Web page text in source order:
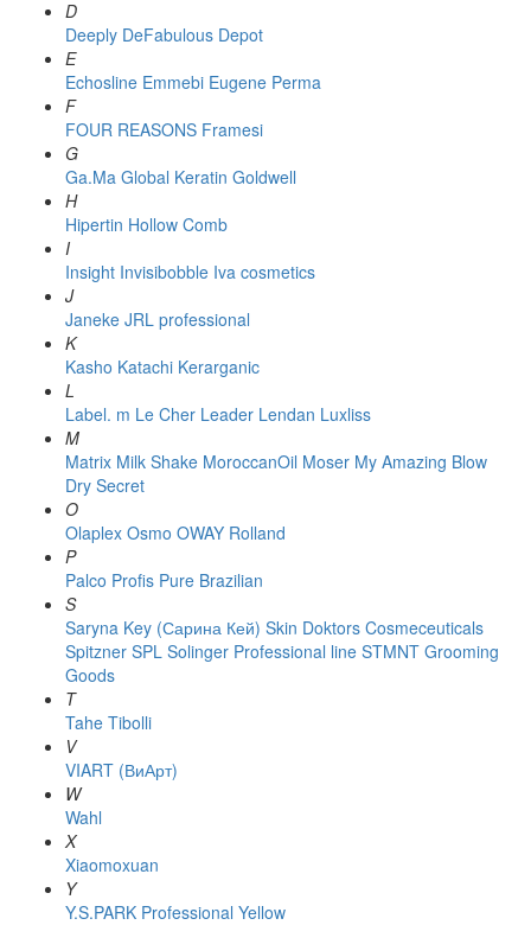
D
Deeply DeFabulous Depot
E
Echosline Emmebi Eugene Perma
F
FOUR REASONS Framesi
G
Ga.Ma Global Keratin Goldwell
H
Hipertin Hollow Comb
I
Insight Invisibobble Iva cosmetics
J
Janeke JRL professional
K
Kasho Katachi Kerarganic
L
Label. m Le Cher Leader Lendan Luxliss
M
Matrix Milk Shake MoroccanOil Moser My Amazing Blow
Dry Secret
O
Olaplex Osmo OWAY Rolland
P
Palco Profis Pure Brazilian
S
Saryna Key (Сарина Кей) Skin Doktors Cosmeceuticals
Spitzner SPL Solinger Professional line STMNT Grooming
Goods
T
Tahe Tibolli
V
VIART (ВиАрт)
W
Wahl
X
Xiaomoxuan
Y
Y.S.PARK Professional Yellow